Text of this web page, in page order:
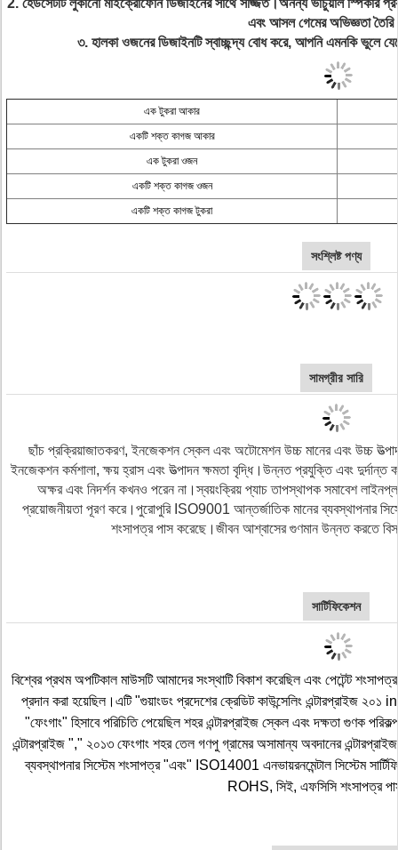
2. হেডসেটটি লুকানো মাইক্রোফোন ডিজাইনের সাথে সজ্জিত।অনন্য ভার্চুয়াল স্পিকার
এবং আসল গেমের অভিজ্ঞতা
৩. হালকা ওজনের ডিজাইনটি স্বাচ্ছন্দ্য বোধ করে, আপনি এমনকি ভুলে
এক টুকরা আকার
একটি শক্ত কাগজ আকার
এক টুকরা ওজন
একটি শক্ত কাগজ ওজন
একটি শক্ত কাগজ টুকরা
সংশ্লিষ্ট পণ্য
সামগ্রীর সারি
ছাঁচ প্রক্রিয়াজাতকরণ, ইনজেকশন স্কেল এবং অটোমেশন উচ্চ মানের এবং উচ্চ
ইনজেকশন কর্মশালা, ক্ষয় হ্রাস এবং উত্পাদন ক্ষমতা বৃদ্ধি।উন্নত প্রযুক্তি এবং দুর্দান্ত
অক্ষর এবং নিদর্শন কখনও পরেন না।স্বয়ংক্রিয় প্যাচ তাপস্থাপক সমাবেশ
প্রয়োজনীয়তা পূরণ করে।পুরোপুরি ISO9001 আন্তর্জাতিক মানের ব্যবস্থাপনার
শংসাপত্র পাস করেছে।জীবন আশ্বাসের গুণমান উন্নত করতে
সার্টিফিকেশন
বিশ্বের প্রথম অপটিকাল মাউসটি আমাদের সংস্থাটি বিকাশ করেছিল এবং পেটেন্ট
প্রদান করা হয়েছিল।এটি "গুয়াংডং প্রদেশের ক্রেডিট কাউন্সেলিং এন্টারপ্রাইজ ২০১
"ফেংগাং" হিসাবে পরিচিতি পেয়েছিল শহর এন্টারপ্রাইজ স্কেল এবং দক্ষতা গুণক
এন্টারপ্রাইজ "," ২০১৩ ফেংগাং শহর তেল গণপু গ্রামের অসামান্য অবদানের
ব্যবস্থাপনার সিস্টেম শংসাপত্র "এবং" ISO14001 এনভায়রনমেন্টাল সিস্টেম
ROHS, সিই, এফসিসি শংসাপত্র